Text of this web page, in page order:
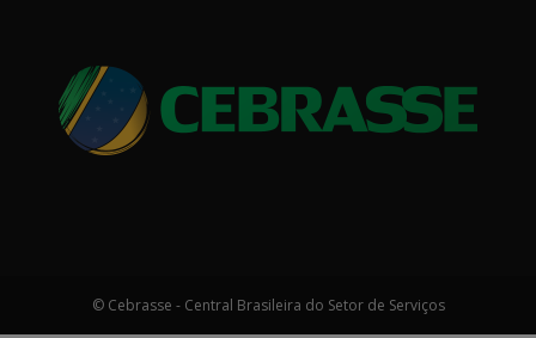
© Cebrasse - Central Brasileira do Setor de Serviços